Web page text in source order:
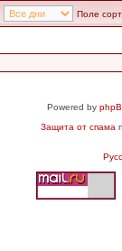
Поле
Powered by
Защита от спама